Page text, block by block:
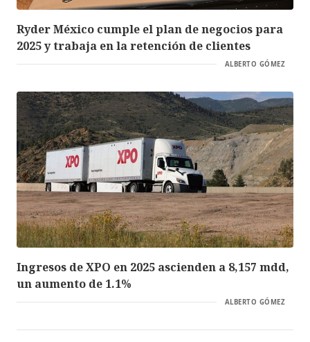
Ryder México cumple el plan de negocios para
2025 y trabaja en la retención de clientes
ALBERTO GÓMEZ
Ingresos de XPO en 2025 ascienden a 8,157 mdd,
un aumento de 1.1%
ALBERTO GÓMEZ